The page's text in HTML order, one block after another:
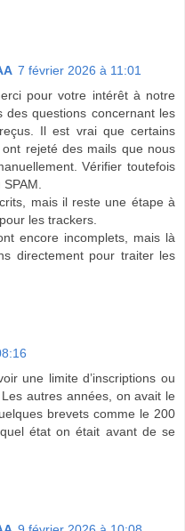
7 février 2026 à 11:01
pour votre intérêt à notre
des questions concernant les
Il est vrai que certains
rejeté des mails que nous
Vérifier toutefois
mais il reste une étape à
les trackers.
encore incomplets, mais là
directement pour traiter les
une limite d’inscriptions ou
autres années, on avait le
brevets comme le 200
état on était avant de se